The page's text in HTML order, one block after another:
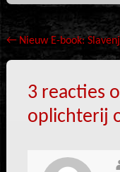
Bericht
navigatie
←Nieuw E-book:
3 reacties
oplichterij